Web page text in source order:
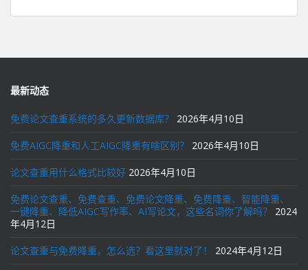
最新动态
免费论文查重系统的多久更新数据库？ 2026年4月10日
免费AIGC降重和人工AIGC降重有啥区别？ 2026年4月10日
论文查重用什么格式比较好 2026年4月10日
免费论文查重、免费查重、免费论文降重、免费降重、智能降重、
一键降重、降低AIGC写作率、AI写论文，这些名词你了解吗？
2024
年4月12日
论文查重与免费降重，怎么选？看这里就对了！ 2024年4月12日